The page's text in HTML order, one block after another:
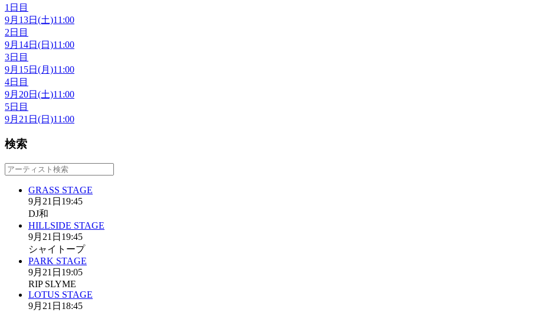
1日目
9月13日(土)11:00
2日目
9月14日(日)11:00
3日目
9月15日(月)11:00
4日目
9月20日(土)11:00
5日目
9月21日(日)11:00
検索
GRASS STAGE
9月21日 19:45
DJ和
HILLSIDE STAGE
9月21日 19:45
シャイトープ
PARK STAGE
9月21日 19:05
RIP SLYME
LOTUS STAGE
9月21日 18:45